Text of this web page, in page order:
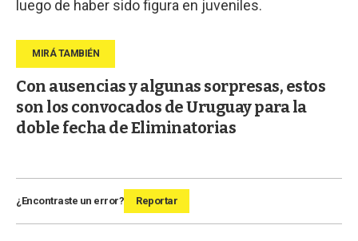
luego de haber sido figura en juveniles.
Con ausencias y algunas sorpresas, estos
son los convocados de Uruguay para la
doble fecha de Eliminatorias
¿Encontraste un error? Reportar